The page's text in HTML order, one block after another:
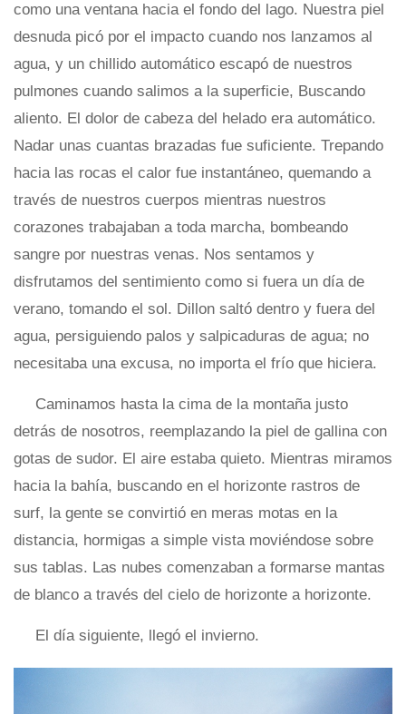
como una ventana hacia el fondo del lago. Nuestra piel
desnuda picó por el impacto cuando nos lanzamos al
agua, y un chillido automático escapó de nuestros
pulmones cuando salimos a la superficie, Buscando
aliento. El dolor de cabeza del helado era automático.
Nadar unas cuantas brazadas fue suficiente. Trepando
hacia las rocas el calor fue instantáneo, quemando a
través de nuestros cuerpos mientras nuestros
corazones trabajaban a toda marcha, bombeando
sangre por nuestras venas. Nos sentamos y
disfrutamos del sentimiento como si fuera un día de
verano, tomando el sol. Dillon saltó dentro y fuera del
agua, persiguiendo palos y salpicaduras de agua; no
necesitaba una excusa, no importa el frío que hiciera.
Caminamos hasta la cima de la montaña justo
detrás de nosotros, reemplazando la piel de gallina con
gotas de sudor. El aire estaba quieto. Mientras miramos
hacia la bahía, buscando en el horizonte rastros de
surf, la gente se convirtió en meras motas en la
distancia, hormigas a simple vista moviéndose sobre
sus tablas. Las nubes comenzaban a formarse mantas
de blanco a través del cielo de horizonte a horizonte.
El día siguiente, llegó el invierno.